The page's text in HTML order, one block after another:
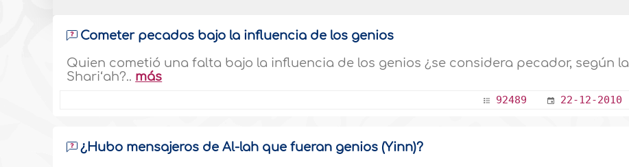
Cometer pecados bajo la influencia de los genios
Quien cometió una falta bajo la influencia de los genios ¿se considera pecador, según la
Shari‘ah?.. más
92489 22-12-2010
¿Hubo mensajeros de Al-lah que fueran genios (Yinn)?